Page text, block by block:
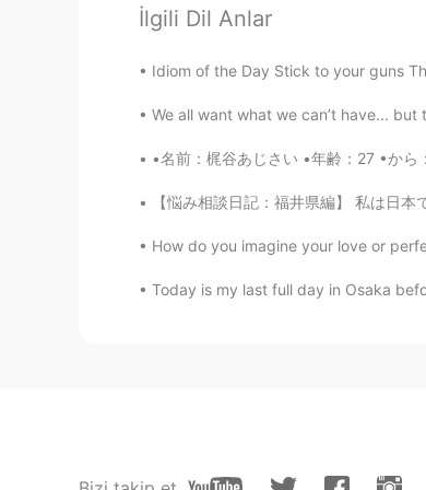
JP EN
I took this picture of my
JP EN
ネオンライト(ねおんらいと
İlgili Dil Anlar
Idiom of the Day Stick to your guns
We all want what we can’t have...
•名前：梶谷あじさい •年齢：27 •から：カリフォルニア州モン
【悩み相談日記：福井県編】 私は日本で失望して、仕事がなかったで
How do you imagine your love or
Today is my last full day in Osaka